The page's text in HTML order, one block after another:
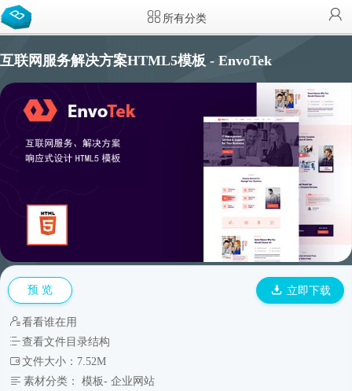
所有分类
互联网服务解决方案HTML5模板 - EnvoTek
预 览 立即下载
看看谁在用
查看文件目录结构
文件大小：7.52M
素材分类： 模板- 企业网站